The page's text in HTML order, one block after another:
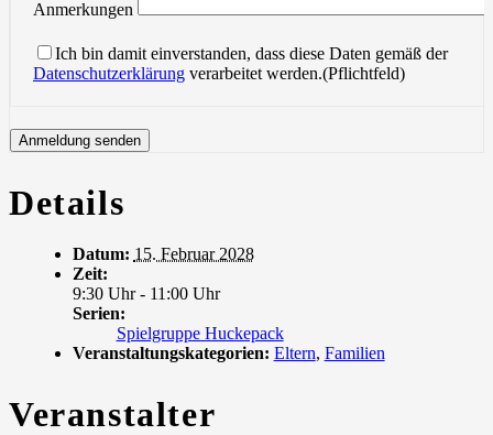
Anmerkungen
Ich bin damit einverstanden, dass diese Daten gemäß der
Datenschutzerklärung verarbeitet werden.(Pflichtfeld)
Details
Datum: 15. Februar 2028
Zeit:
9:30 Uhr - 11:00 Uhr
Serien:
Spielgruppe Huckepack
Veranstaltungskategorien: Eltern, Familien
Veranstalter